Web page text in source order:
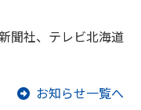
聞社、テレビ北海道
お知らせ一覧へ